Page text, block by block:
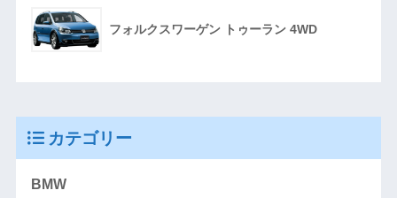
フォルクスワーゲン トゥーラン 4WD
カテゴリー
BMW